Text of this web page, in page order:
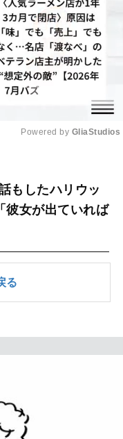
Powered by GliaStudios
もしたハリウッ
彼女が出ていれば
る